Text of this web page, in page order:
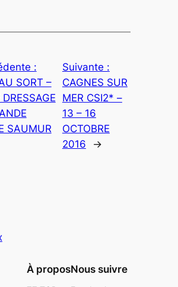
:
SORT –
SAUMUR
Suivante :
CAGNES SUR
MER CSI2* –
13 – 16
OCTOBRE
2016
→
À proposNous suivre